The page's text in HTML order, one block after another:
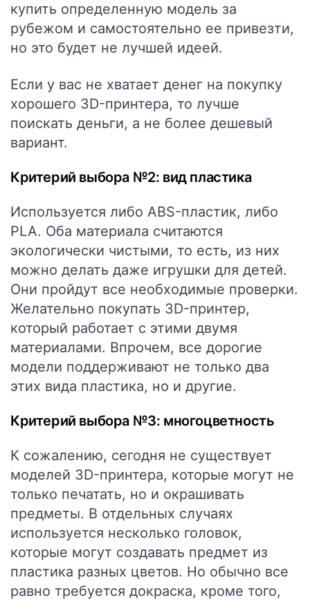
купить определенную модель за
рубежом и самостоятельно ее привезти,
но это будет не лучшей идеей.
Если у вас не хватает денег на покупку
хорошего 3D-принтера, то лучше
поискать деньги, а не более дешевый
вариант.
Критерий выбора №2: вид пластика
Используется либо ABS-пластик, либо
PLA. Оба материала считаются
экологически чистыми, то есть, из них
можно делать даже игрушки для детей.
Они пройдут все необходимые проверки.
Желательно покупать 3D-принтер,
который работает с этими двумя
материалами. Впрочем, все дорогие
модели поддерживают не только два
этих вида пластика, но и другие.
Критерий выбора №3: многоцветность
К сожалению, сегодня не существует
моделей 3D-принтера, которые могут не
только печатать, но и окрашивать
предметы. В отдельных случаях
используется несколько головок,
которые могут создавать предмет из
пластика разных цветов. Но обычно все
равно требуется докраска, кроме того,